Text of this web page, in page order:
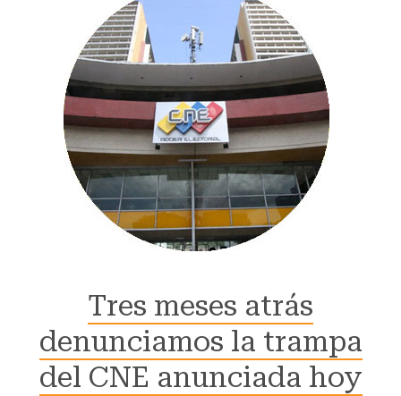
Tres meses atrás
denunciamos la trampa
del CNE anunciada hoy